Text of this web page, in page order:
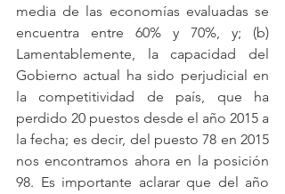
media de las economías evaluadas se
encuentra entre 60% y 70%, y; (b)
Lamentablemente, la capacidad del
Gobierno actual ha sido perjudicial en
la competitividad de país, que ha
perdido 20 puestos desde el año 2015 a
la fecha; es decir, del puesto 78 en 2015
nos encontramos ahora en la posición
98. Es importante aclarar que del año